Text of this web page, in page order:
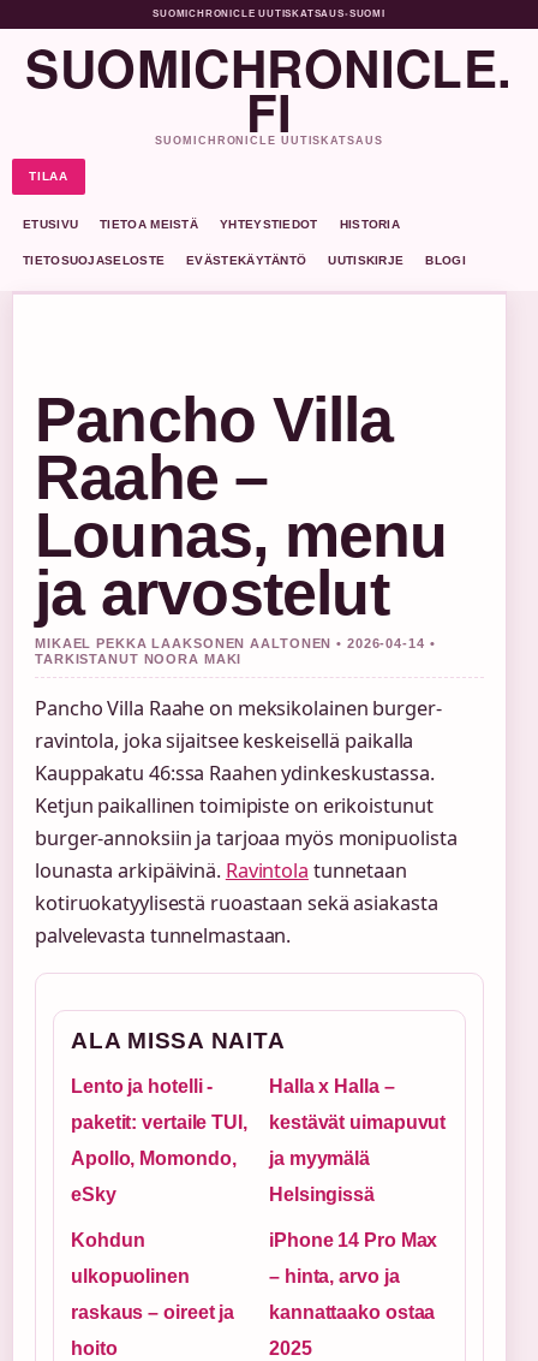
SUOMICHRONICLE UUTISKATSAUS•SUOMI
SUOMICHRONICLE.
FI
SUOMICHRONICLE UUTISKATSAUS
TILAA
ETUSIVU TIETOA MEISTÄ YHTEYSTIEDOT HISTORIA
TIETOSUOJASELOSTE EVÄSTEKÄYTÄNTÖ UUTISKIRJE BLOGI
Pancho Villa
Raahe –
Lounas, menu
ja arvostelut
MIKAEL PEKKA LAAKSONEN AALTONEN • 2026-04-14 •
TARKISTANUT NOORA MAKI
Pancho Villa Raahe on meksikolainen burger-
ravintola, joka sijaitsee keskeisellä paikalla
Kauppakatu 46:ssa Raahen ydinkeskustassa.
Ketjun paikallinen toimipiste on erikoistunut
burger-annoksiin ja tarjoaa myös monipuolista
lounasta arkipäivinä. Ravintola tunnetaan
kotiruokatyylisestä ruoastaan sekä asiakasta
palvelevasta tunnelmastaan.
ALA MISSA NAITA
Lento ja hotelli -
paketit: vertaile TUI,
Apollo, Momondo,
eSky
Halla x Halla –
kestävät uimapuvut
ja myymälä
Helsingissä
Kohdun
ulkopuolinen
raskaus – oireet ja
hoito
iPhone 14 Pro Max
– hinta, arvo ja
kannattaako ostaa
2025